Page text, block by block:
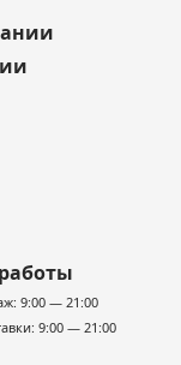
9:00 — 21:00
9:00 — 21:00